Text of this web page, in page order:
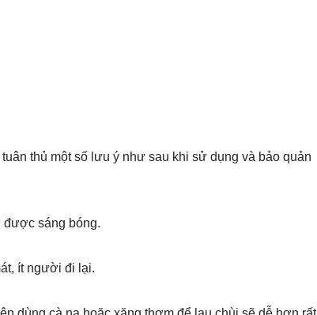
thủ một số lưu ý như sau khi sử dụng và bảo quản
sáng bóng.
ít người đi lại.